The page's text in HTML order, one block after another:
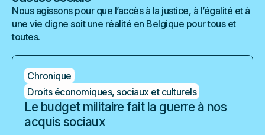
Nous agissons pour que l’accès à la justice, à l’égalité et à
une vie digne soit une réalité en Belgique pour tous et
toutes.
Chronique
Droits économiques, sociaux et culturels
Le budget militaire fait la guerre à nos
acquis sociaux